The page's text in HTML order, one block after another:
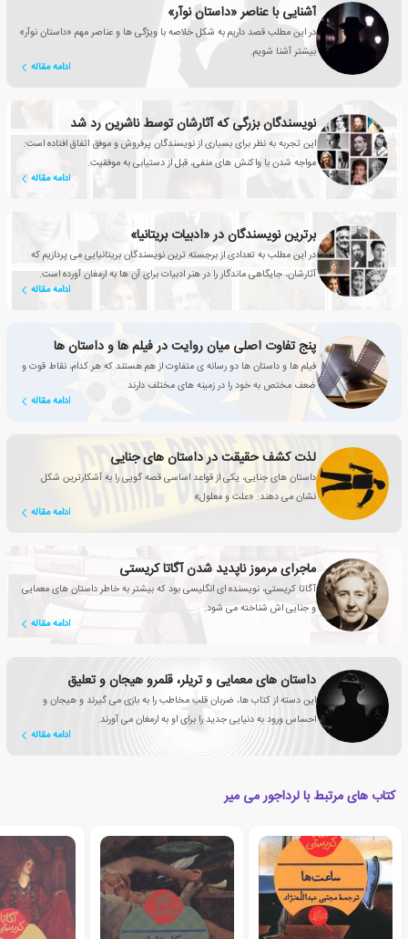
آشنایی با عناصر «داستان نوآر»
در این مطلب قصد داریم به شکل خلاصه با ویژگی ها و عناصر مهم «داستان نوآر»
بیشتر آشنا شویم.
ادامه مقاله
نویسندگان بزرگی که آثارشان توسط ناشرین رد شد
این تجربه به نظر برای بسیاری از نویسندگان پرفروش و موفق اتفاق افتاده است:
مواجه شدن با واکنش های منفی، قبل از دستیابی به موفقیت.
ادامه مقاله
برترین نویسندگان در «ادبیات بریتانیا»
در این مطلب به تعدادی از برجسته ترین نویسندگان بریتانیایی می پردازیم که
آثارشان، جایگاهی ماندگار را در هنر ادبیات برای آن ها به ارمغان آورده است.
ادامه مقاله
پنج تفاوت اصلی میان روایت در فیلم ها و داستان ها
فیلم ها و داستان ها دو رسانه ی متفاوت از هم هستند که هر کدام، نقاط قوت و
ضعف مختص به خود را در زمینه های مختلف دارند
ادامه مقاله
لذت کشف حقیقت در داستان های جنایی
داستان های جنایی، یکی از قواعد اساسی قصه گویی را به آشکارترین شکل
نشان می دهند: «علت و معلول»
ادامه مقاله
ماجرای مرموز ناپدید شدن آگاتا کریستی
آگاتا کریستی، نویسنده ای انگلیسی بود که بیشتر به خاطر داستان های معمایی
و جنایی اش شناخته می شود.
ادامه مقاله
داستان های معمایی و تریلر، قلمرو هیجان و تعلیق
این دسته از کتاب ها، ضربان قلب مخاطب را به بازی می گیرند و هیجان و
احساس ورود به دنیایی جدید را برای او به ارمغان می آورند.
ادامه مقاله
کتاب های مرتبط با لرداجور می میر